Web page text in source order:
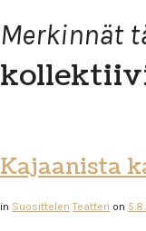
Merkinnät
Kajaanista
in Suosittelen Teatteri on